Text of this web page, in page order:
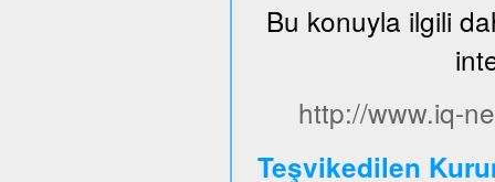
Bu konuyla ilgili
http://www.iq-
Teşvikedilen